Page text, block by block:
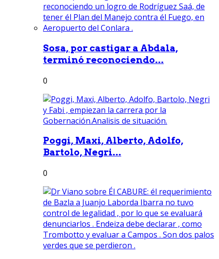
Sosa, por castigar a Abdala,
terminó reconociendo...
0
Poggi, Maxi, Alberto, Adolfo,
Bartolo, Negri...
0